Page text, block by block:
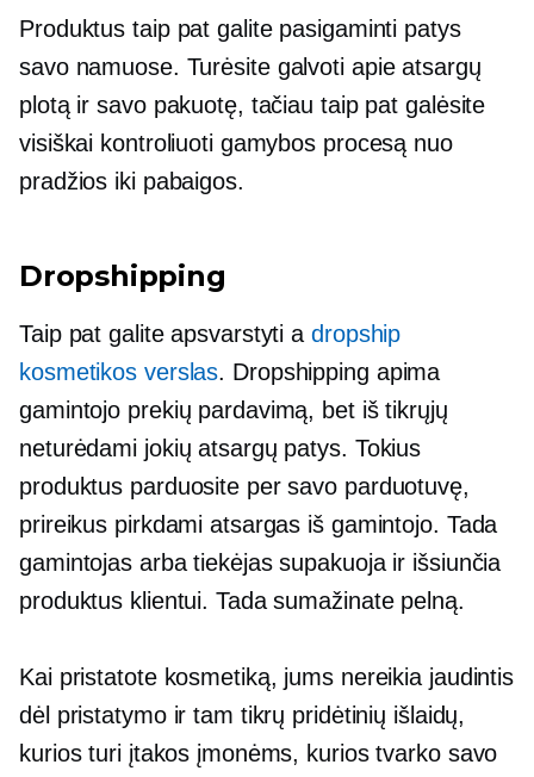
Produktus taip pat galite pasigaminti patys
savo namuose. Turėsite galvoti apie atsargų
plotą ir savo pakuotę, tačiau taip pat galėsite
visiškai kontroliuoti gamybos procesą nuo
pradžios iki pabaigos.
Dropshipping
Taip pat galite apsvarstyti a dropship
kosmetikos verslas. Dropshipping apima
gamintojo prekių pardavimą, bet iš tikrųjų
neturėdami jokių atsargų patys. Tokius
produktus parduosite per savo parduotuvę,
prireikus pirkdami atsargas iš gamintojo. Tada
gamintojas arba tiekėjas supakuoja ir išsiunčia
produktus klientui. Tada sumažinate pelną.
Kai pristatote kosmetiką, jums nereikia jaudintis
dėl pristatymo ir tam tikrų pridėtinių išlaidų,
kurios turi įtakos įmonėms, kurios tvarko savo